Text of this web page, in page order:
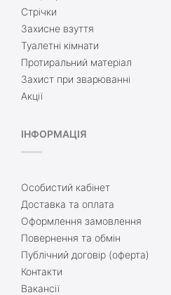
Стрічки
Захисне взуття
Туалетні кімнати
Протиральний матеріал
Захист при зварюванні
Акції
ІНФОРМАЦІЯ
Особистий кабінет
Доставка та оплата
Оформлення замовлення
Повернення та обмін
Публічний договір (оферта)
Контакти
Вакансії